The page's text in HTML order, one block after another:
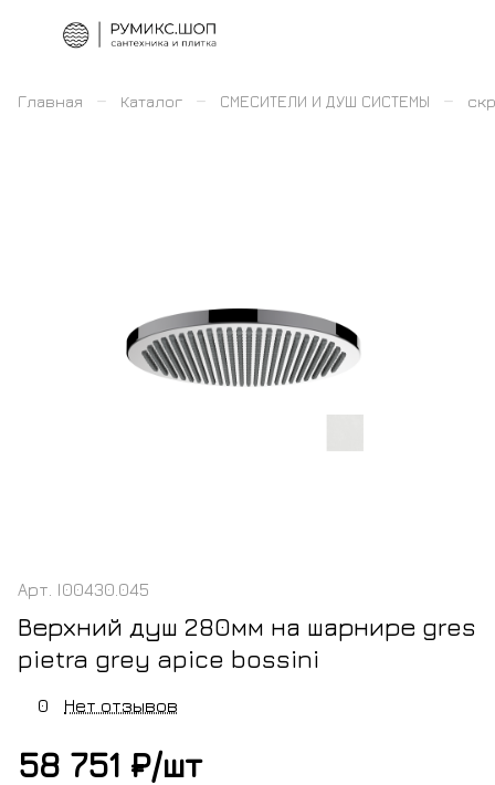
Главная – Каталог – СМЕСИТЕЛИ И ДУШ СИСТЕМЫ –
Арт. I00430.045
Верхний душ 280мм на шарнире gres
pietra grey apice bossini
0 Нет отзывов
58 751 ₽/шт